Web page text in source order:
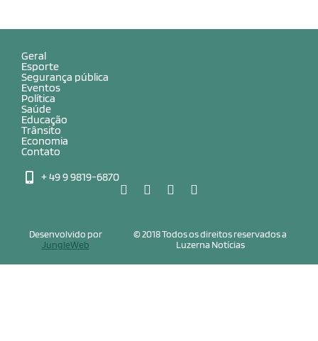
Geral
Esporte
Segurança pública
Eventos
Política
Saúde
Educação
Trânsito
Economia
Contato
+ 49 9 9819-6870
© 2018 Todos os direitos reservados a
Luzerna Notícias
Desenvolvido por
JungleWeb